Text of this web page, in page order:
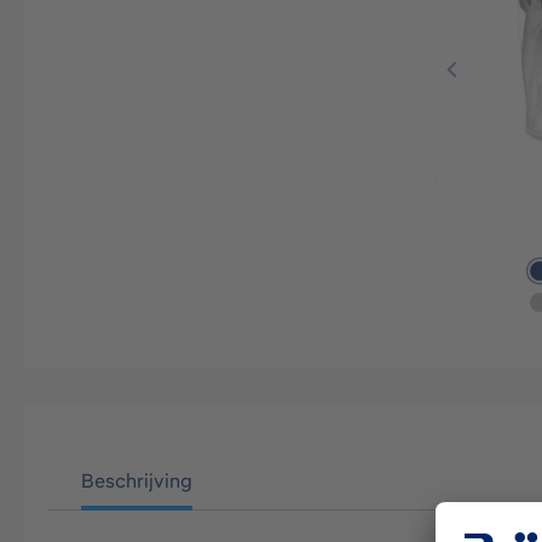
Beschrijving